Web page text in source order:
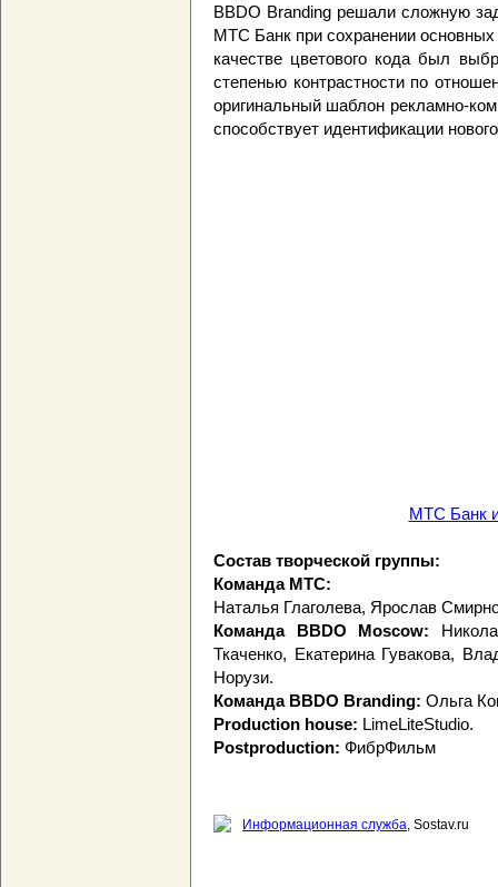
BBDO Branding решали сложную
МТС Банк при сохранении
качестве цветового кода был
степенью контрастности по
оригинальный шаблон рекламно-
способствует идентификации
МТС Банк
Состав творческой группы:
Команда МТС:
Наталья Глаголева, Ярослав
Команда BBDO Moscow:
Ткаченко, Екатерина Гувакова,
Норузи.
Команда BBDO Branding: Ольга
Production house: LimeLiteStudio.
Postproduction: ФибрФильм
Информационная служба, Sostav.ru